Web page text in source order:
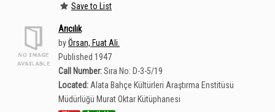
Save to List
Arıcılık
byÖrsan, Fuat Ali.
Published 1947
Call Number:Sıra No: D-3-5/19
Located: Alata Bahçe Kültürleri Araştırma Enstitüsü
Müdürlüğü Murat Oktar Kütüphanesi